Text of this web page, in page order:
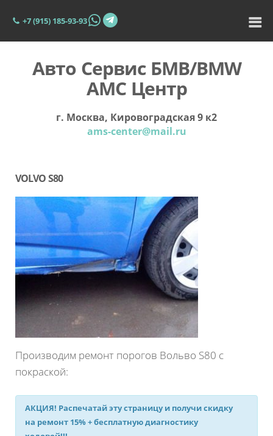
+7 (915) 185-93-93
Авто Сервис БМВ/BMW
АМС Центр
г. Москва, Кировоградская 9 к2
ams-center@mail.ru
VOLVO S80
Производим ремонт порогов Вольво S80 с
покраской:
АКЦИЯ! Распечатай эту страницу и получискидку
на ремонт 15%+ бесплатную диагностику